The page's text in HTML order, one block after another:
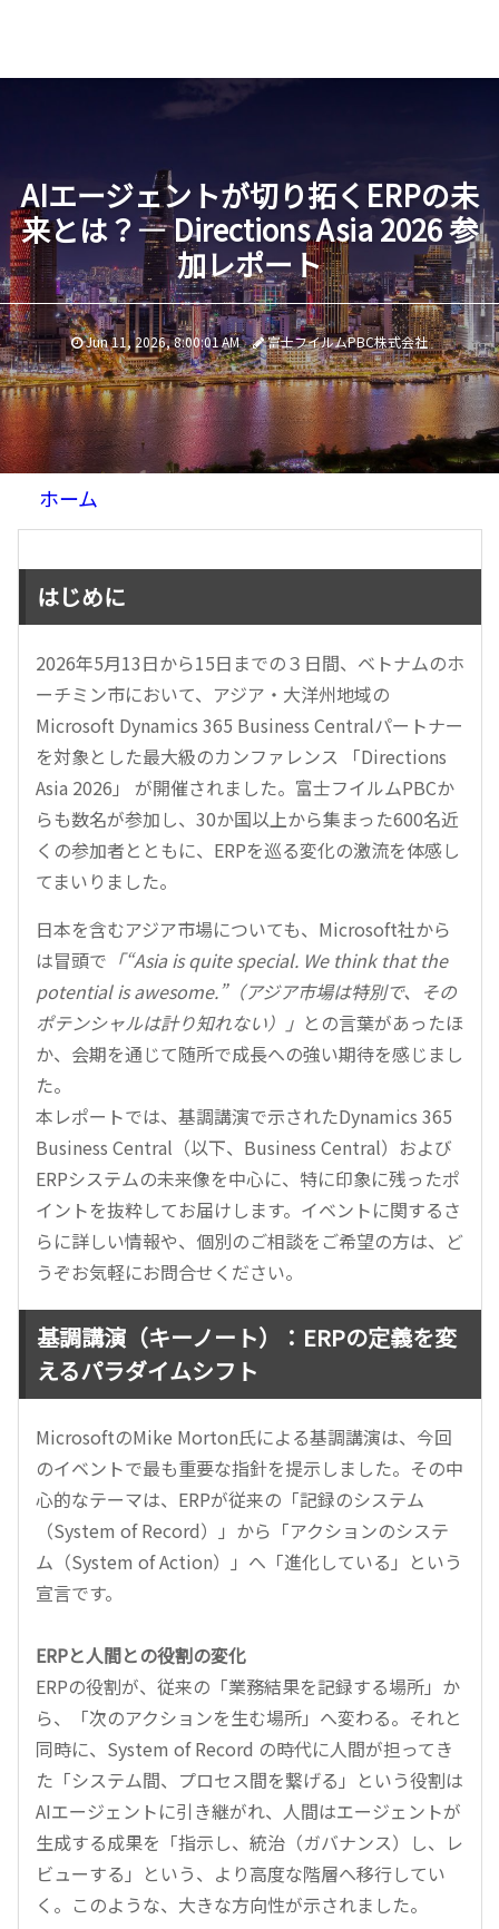
AIエージェントが切り拓くERPの未
来とは？— Directions Asia 2026 参
加レポート
Jun 11, 2026, 8:00:01 AM 富士フイルムPBC株式会社
ホーム
はじめに
2026年5月13日から15日までの３日間、ベトナムのホ
ーチミン市において、アジア・大洋州地域の
Microsoft Dynamics 365 Business Centralパートナー
を対象とした最大級のカンファレンス 「Directions
Asia 2026」 が開催されました。富士フイルムPBCか
らも数名が参加し、30か国以上から集まった600名近
くの参加者とともに、ERPを巡る変化の激流を体感し
てまいりました。
日本を含むアジア市場についても、Microsoft社から
は冒頭で 「“Asia is quite special. We think that the
potential is awesome.”（アジア市場は特別で、その
ポテンシャルは計り知れない）」 との言葉があったほ
か、会期を通じて随所で成長への強い期待を感じまし
た。
本レポートでは、基調講演で示されたDynamics 365
Business Central（以下、Business Central）および
ERPシステムの未来像を中心に、特に印象に残ったポ
イントを抜粋してお届けします。イベントに関するさ
らに詳しい情報や、個別のご相談をご希望の方は、ど
うぞお気軽にお問合せください。
基調講演（キーノート）：ERPの定義を変
えるパラダイムシフト
MicrosoftのMike Morton氏による基調講演は、今回
のイベントで最も重要な指針を提示しました。その中
心的なテーマは、ERPが従来の「記録のシステム
（System of Record）」から「アクションのシステ
ム（System of Action）」へ「進化している」という
宣言です。
ERPと人間との役割の変化
ERPの役割が、従来の「業務結果を記録する場所」か
ら、「次のアクションを生む場所」へ変わる。それと
同時に、System of Record の時代に人間が担ってき
た「システム間、プロセス間を繋げる」という役割は
AIエージェントに引き継がれ、人間はエージェントが
生成する成果を「指示し、統治（ガバナンス）し、レ
ビューする」という、より高度な階層へ移行してい
く。このような、大きな方向性が示されました。